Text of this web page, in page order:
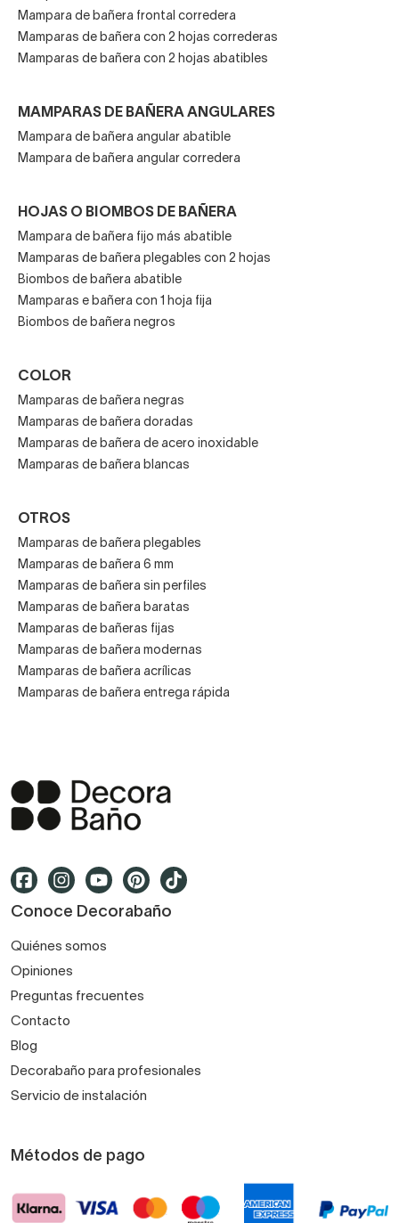
también es posible instalar una mampara bañera corredera
de forma rápida y sin complicaciones si se siguen las
instrucciones adecuadas.
limpiacristales después de cada ducha para mantener el
vidrio impecable. Nuestros modelos están diseñados
parareducir la acumulación de cal y facilitar la
mucho más tiempo.
Comprar mampara corrediza
para bañera
te dure muchos años, en Decorabaño tenemos la solución
perfecta para ti. Nuestra experiencia en el sector, las
mejores marcas y la confianza de miles de
clientesnos avalan.
te ayudamos a transformar tu baño en un espacio
moderno, práctico y elegante.
Mampara de bañera frontal corredera
Mamparas de bañera con 2 hojas correderas
Mamparas de bañera con 2 hojas abatibles
MAMPARAS DE BAÑERA ANGULARES
Mampara de bañera angular abatible
Mampara de bañera angular corredera
HOJAS O BIOMBOS DE BAÑERA
Mampara de bañera fijo más abatible
Mamparas de bañera plegables con 2 hojas
Biombos de bañera abatible
Mamparas e bañera con 1 hoja fija
Biombos de bañera negros
COLOR
Mamparas de bañera negras
Mamparas de bañera doradas
Mamparas de bañera de acero inoxidable
Mamparas de bañera blancas
OTROS
Mamparas de bañera plegables
Mamparas de bañera 6 mm
Mamparas de bañera sin perfiles
Mamparas de bañera baratas
Mamparas de bañeras fijas
Mamparas de bañera modernas
Mamparas de bañera acrílicas
Mamparas de bañera entrega rápida
Conoce Decorabaño
Quiénes somos
Opiniones
Preguntas frecuentes
Contacto
Blog
Decorabaño para profesionales
Servicio de instalación
Métodos de pago